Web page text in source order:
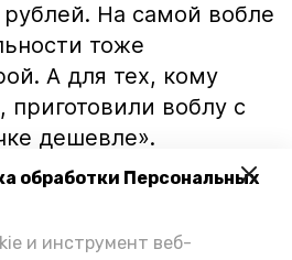
обработки Персональных
и инструмент веб-
На самой вобле
тоже
А для тех, кому
воблу с
дешевле».